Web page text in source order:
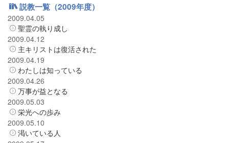
説教一覧（2009年度）
2009.04.05
聖霊の執り成し
2009.04.12
主キリストは復活された
2009.04.19
わたしは知っている
2009.04.26
万事が益となる
2009.05.03
栄光への歩み
2009.05.10
渇いている人